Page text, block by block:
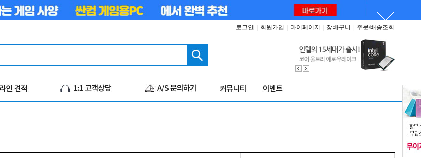
로그인 회원가입 마이페이지 장바구니 주문/배송조회